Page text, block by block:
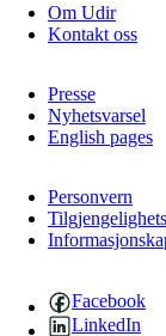
Om Udir
Kontakt oss
Presse
Nyhetsvarsel
English pages
Personvern
Facebook
LinkedIn